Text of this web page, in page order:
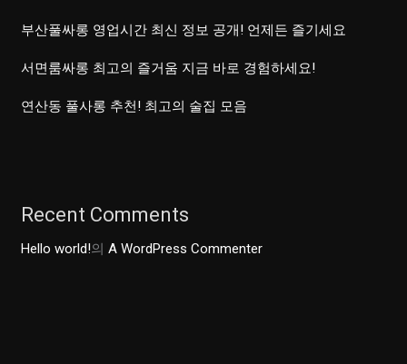
부산풀싸롱 영업시간 최신 정보 공개! 언제든 즐기세요
서면룸싸롱 최고의 즐거움 지금 바로 경험하세요!
연산동 풀사롱 추천! 최고의 술집 모음
Recent Comments
Hello world!의A WordPress Commenter